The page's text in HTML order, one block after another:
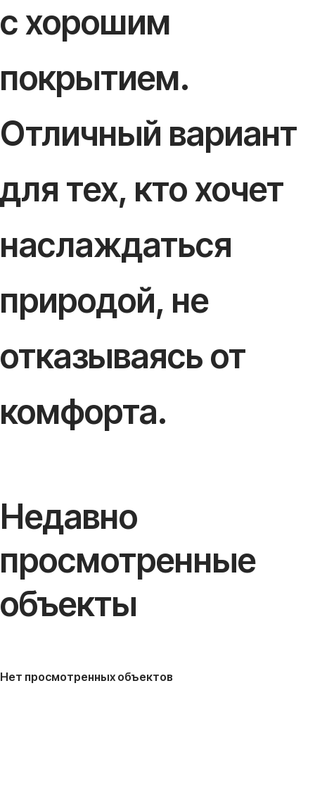
с хорошим
покрытием.
Отличный вариант
для тех, кто хочет
наслаждаться
природой, не
отказываясь от
комфорта.
Недавно
просмотренные
объекты
Нет просмотренных объектов